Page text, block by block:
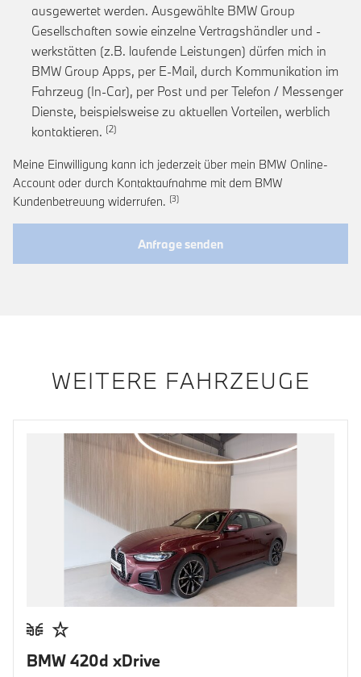
ausgewertet werden. Ausgewählte BMW Group
Gesellschaften sowie einzelne Vertragshändler und -
werkstätten (z.B. laufende Leistungen) dürfen mich in
BMW Group Apps, per E-Mail, durch Kommunikation im
Fahrzeug (In-Car), per Post und per Telefon / Messenger
Dienste, beispielsweise zu aktuellen Vorteilen, werblich
kontaktieren. Link zur Fußnote: Einwilligung zur
Meine Einwilligung kann ich jederzeit über mein BMW Online-
Account oder durch Kontaktaufnahme mit dem BMW
Kundenbetreuung widerrufen. Link zur Fußnote: Widerruf der
Anfrage senden
WEITERE FAHRZEUGE
BMW 420d xDrive